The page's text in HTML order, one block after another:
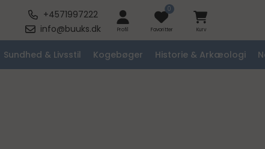
+4571997222
info@buuks.dk
Profil
0
Favoritter Kurv
Sundhed & Livsstil Kogebøger Historie & Arkæologi